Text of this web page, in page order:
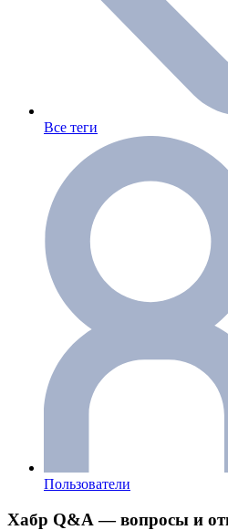
Все теги
Пользователи
Хабр Q&A — вопросы и